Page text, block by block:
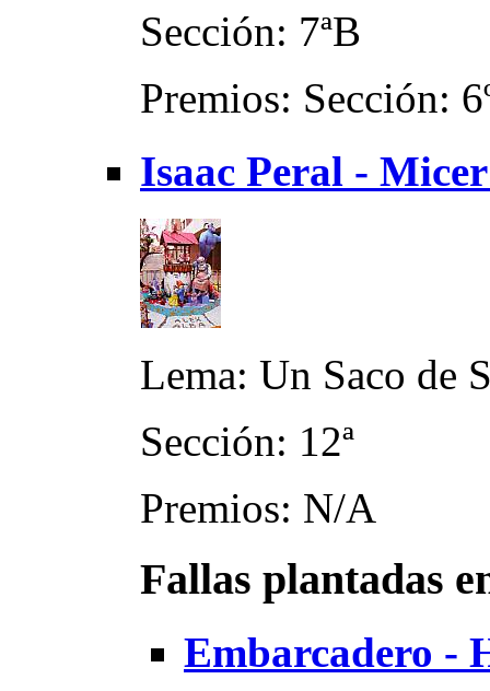
Sección: 7ªB
Premios: Sección:
Isaac Peral -
Lema: Un Saco de
Sección: 12ª
Premios: N/A
Fallas plantadas
Embarcadero -